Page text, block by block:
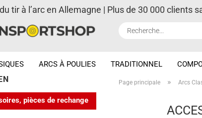
tir à l’arc en Allemagne | Plus de 30 000 clients
ARCS À POULIES TRADITIONNEL
Page principale » Arcs
pièces de rechange